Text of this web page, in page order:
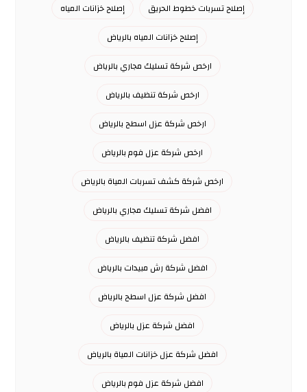
إصلاح تسربات خطوط الحريق
إصلاح خزانات المياه
إصلاح خزانات المياه بالرياض
ارخص شركة تسليك مجاري بالرياض
ارخص شركة تنظيف بالرياض
ارخص شركة عزل اسطح بالرياض
ارخص شركة عزل فوم بالرياض
ارخص شركة كشف تسربات المياة بالرياض
افضل شركة تسليك مجاري بالرياض
افضل شركة تنظيف بالرياض
افضل شركة رش مبيدات بالرياض
افضل شركة عزل اسطح بالرياض
افضل شركة عزل بالرياض
افضل شركة عزل خزانات المياة بالرياض
افضل شركة عزل فوم بالرياض